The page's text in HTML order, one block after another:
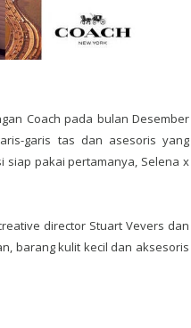
Coach pada bulan Desember
garis tas dan asesoris yang
siap pakai pertamanya, Selena x
director Stuart Vevers dan
barang kulit kecil dan aksesoris